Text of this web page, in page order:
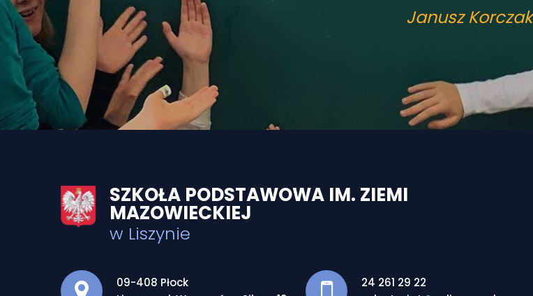
Janusz Korczak
SZKOŁA PODSTAWOWA IM. ZIEMI
MAZOWIECKIEJ
w Liszynie
Adres pocztowy:
09-408 Płock
24 261 29 22